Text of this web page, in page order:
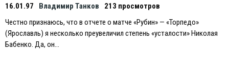
16.01.97 Владимир Танков
213 просмотров
Честно признаюсь, что в отчете о матче «Рубин» — «Торпедо»
(Ярославль) я несколько преувеличил степень «усталости» Николая
Бабенко. Да, он…